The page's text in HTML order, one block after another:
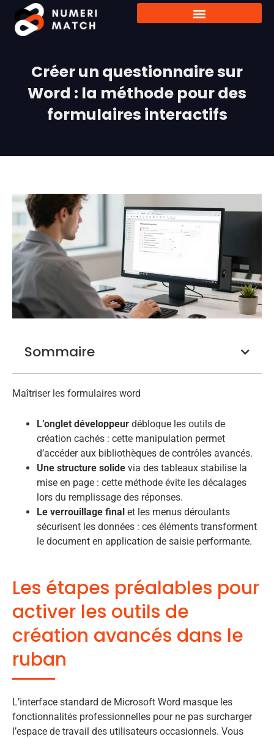
Créer un questionnaire sur
Word : la méthode pour des
formulaires interactifs
Sommaire
Maîtriser les formulaires word
L’onglet développeur débloque les outils de
création cachés : cette manipulation permet
d’accéder aux bibliothèques de contrôles avancés.
Une structure solide via des tableaux stabilise la
mise en page : cette méthode évite les décalages
lors du remplissage des réponses.
Le verrouillage final et les menus déroulants
sécurisent les données : ces éléments transforment
le document en application de saisie performante.
Les étapes préalables pour
activer les outils de
création avancés dans le
ruban
L’interface standard de Microsoft Word masque les
fonctionnalités professionnelles pour ne pas surcharger
l’espace de travail des utilisateurs occasionnels. Vous